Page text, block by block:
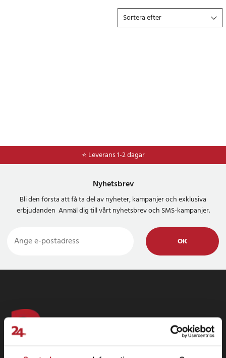
Sortera efter
⭐ Leverans 1-2 dagar
⭐ 365 dagars öppet köp
Nyhetsbrev
Bli den första att få ta del av nyheter, kampanjer och exklusiva
erbjudanden Anmäl dig till vårt nyhetsbrev och SMS-kampanjer.
OK